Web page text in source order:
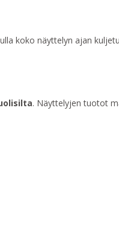
koko näyttelyn ajan
. Näyttelyjen tuotot